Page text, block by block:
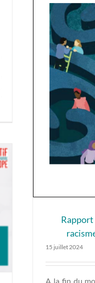
Rapport
15 juillet 2024
A la fin du